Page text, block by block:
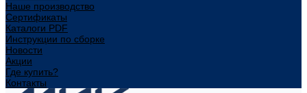
Наше производство
Сертификаты
Каталоги PDF
Инструкции по сборке
Новости
Акции
Где купить?
Контакты